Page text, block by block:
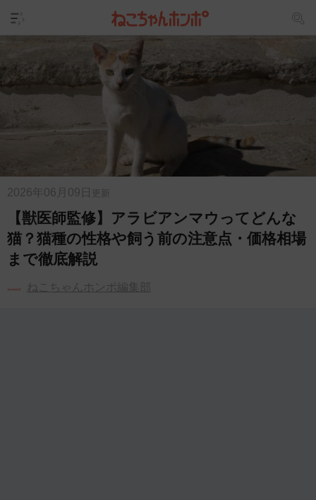
2026年06月09日 更新
【獣医師監修】アラビアンマウってどんな
猫？猫種の性格や飼う前の注意点・価格相場
まで徹底解説
ねこちゃんホンポ編集部